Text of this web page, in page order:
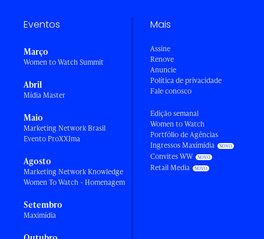
Eventos
Março
Women to Watch Summit
Abril
Mídia Master
Maio
Marketing Network Brasil
Evento ProXXIma
Agosto
Marketing Network Knowledge
Women To Watch - Homenagem
Setembro
Maximídia
Mais
Assine
Renove
Anuncie
Política de privacidade
Fale conosco
Edição semanal
Women to Watch
Portfólio de Agências
Ingressos Maximídia
Convites WW
Retail Media